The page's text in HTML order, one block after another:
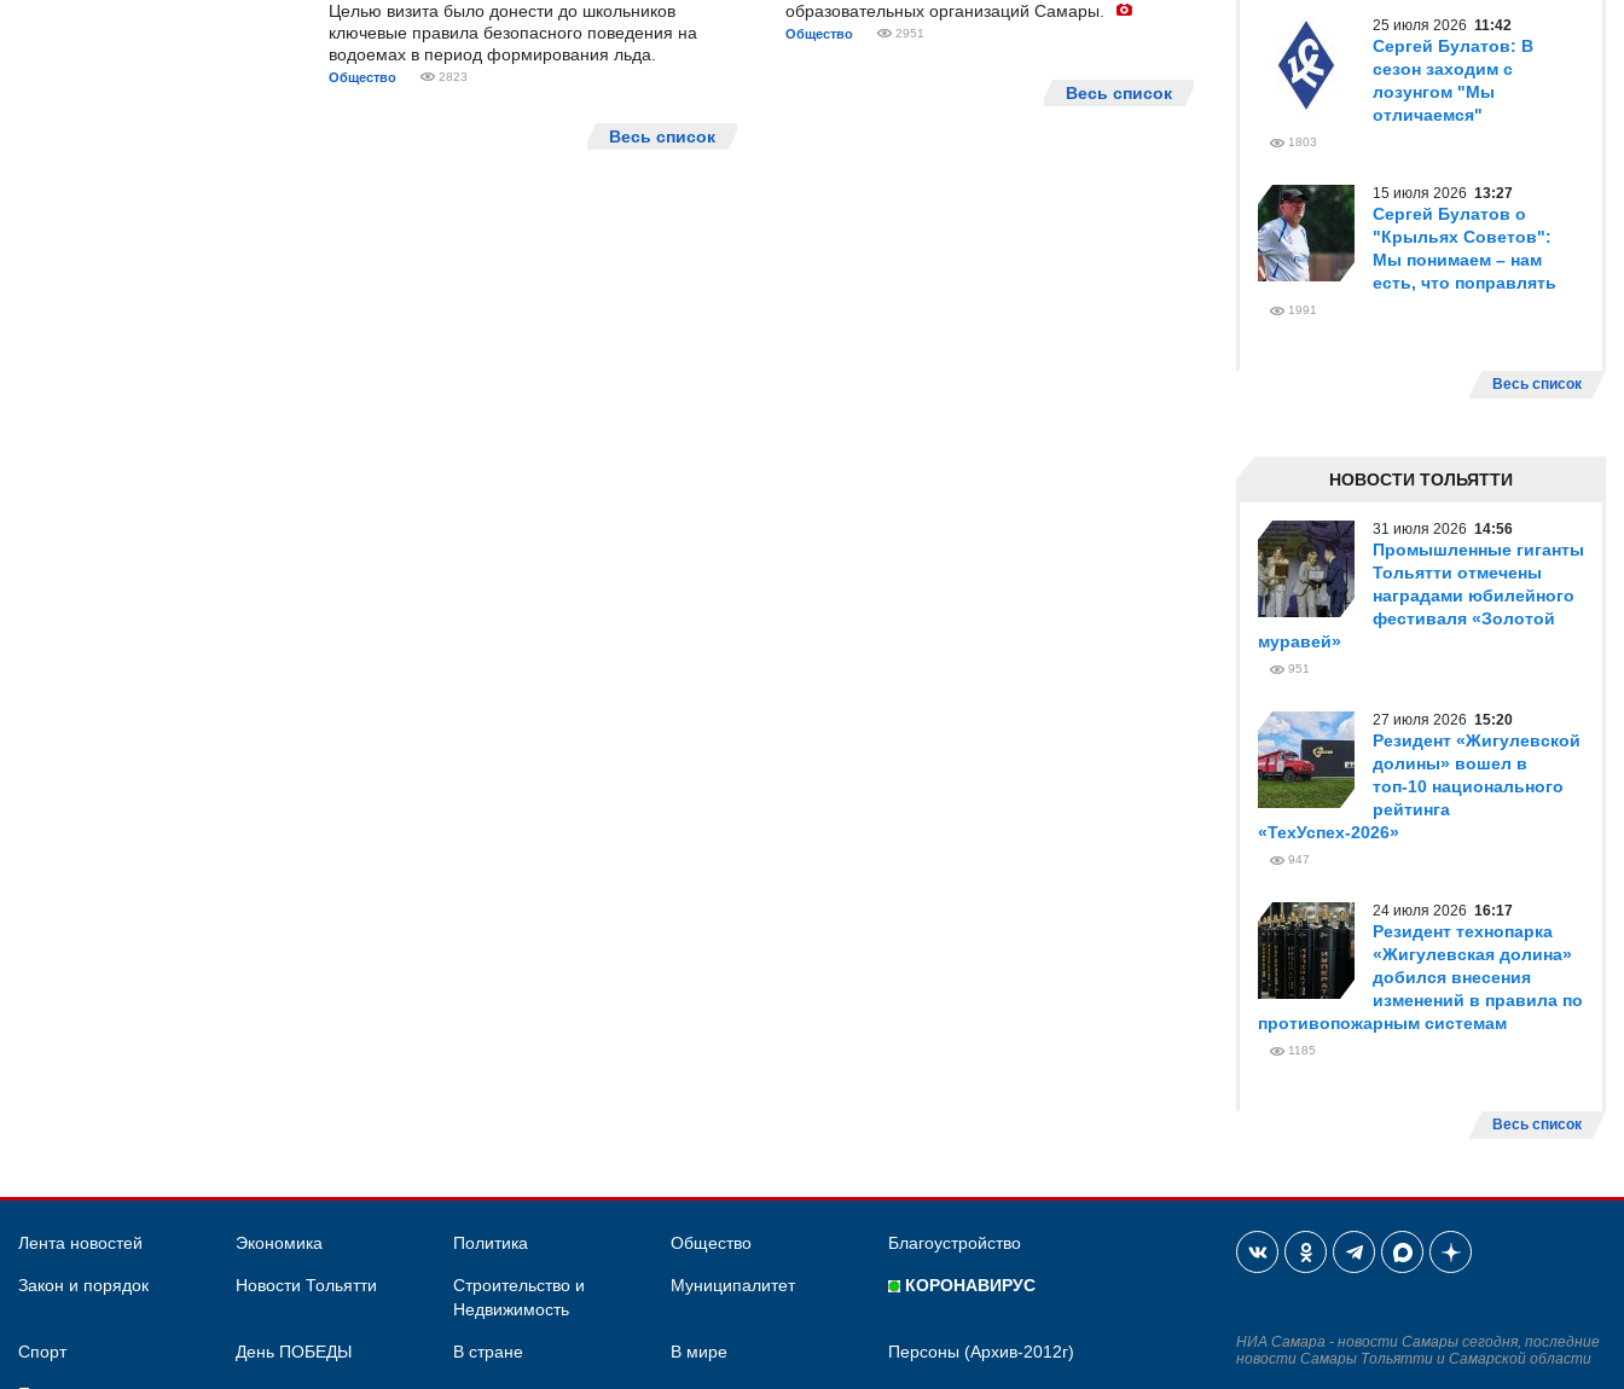
Целью визита было донести до школьников
ключевые правила безопасного поведения на
водоемах в период формирования льда.
Общество 2823
Весь список
образовательных организаций Самары.
Общество 2951
Весь список
25 июля 2026 11:42
Сергей Булатов: В
сезон заходим с
лозунгом "Мы
отличаемся"
1803
15 июля 2026 13:27
Сергей Булатов о
"Крыльях Советов":
Мы понимаем – нам
есть, что поправлять
1991
Весь список
НОВОСТИ ТОЛЬЯТТИ
31 июля 2026 14:56
Промышленные гиганты
Тольятти отмечены
наградами юбилейного
фестиваля «Золотой
муравей»
951
27 июля 2026 15:20
Резидент «Жигулевской
долины» вошел в
топ-10 национального
рейтинга
«ТехУспех-2026»
947
24 июля 2026 16:17
Резидент технопарка
«Жигулевская долина»
добился внесения
изменений в правила по
противопожарным системам
1185
Весь список
Лента новостей Экономика Политика Общество Благоустройство
Закон и порядок Новости Тольятти
Строительство и
Недвижимость
Муниципалитет КОРОНАВИРУС
Спорт День ПОБЕДЫ В стране В мире Персоны (Архив-2012г)
НИА Самара - новости Самары сегодня, последние
новости Самары Тольятти и Самарской области